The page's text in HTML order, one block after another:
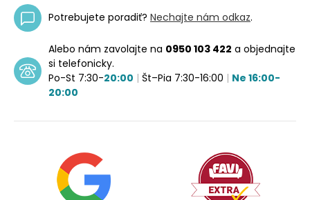
Potrebujete poradiť? Nechajte nám odkaz.
Alebo nám zavolajte na 0950 103 422 a objednajte
si telefonicky.
Po-St 7:30-20:00 | Št–Pia 7:30-16:00 | Ne 16:00-
20:00